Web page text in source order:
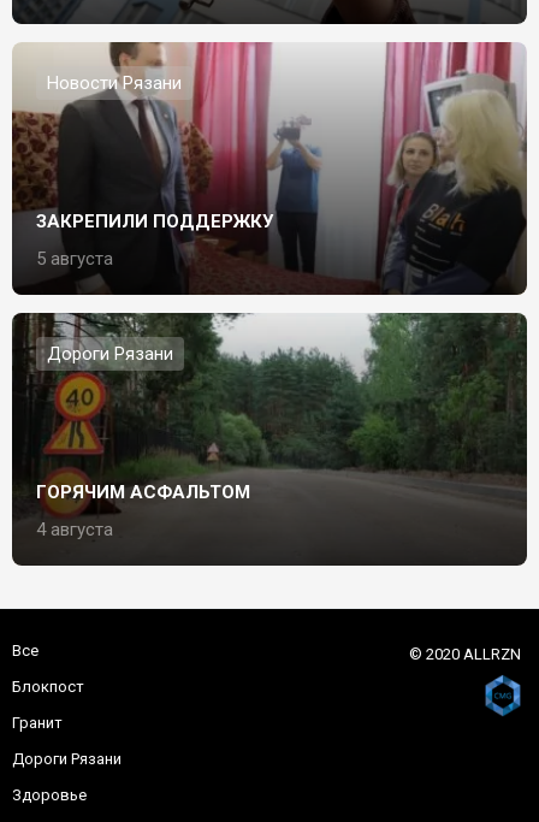
Новости Рязани
ЗАКРЕПИЛИ ПОДДЕРЖКУ
5 августа
Дороги Рязани
ГОРЯЧИМ АСФАЛЬТОМ
4 августа
Все
Блокпост
Гранит
Дороги Рязани
Здоровье
© 2020 ALLRZN